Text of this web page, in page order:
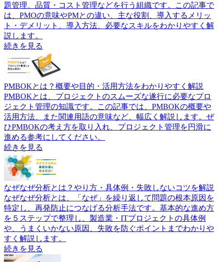
題管理、品質・コスト管理などを行う組織です。この記事で
は、PMOの意味やPMとの違い、主な役割、導入するメリッ
ト・デメリット、導入方法、必要なスキルをわかりやすく解
説します。
続きを見る
PMBOKとは？概要や目的・活用方法をわかりやすく解説
PMBOKとは、プロジェクトのスムーズな遂行に必要なプロ
ジェクト管理の知識です。この記事では、PMBOKの概要や
活用方法、また関連用語の意味など、幅広く解説します。ぜ
ひPMBOKの考え方を取り入れ、プロジェクト管理を円滑に
進める参考にしてください。
続きを見る
なぜなぜ分析とは？やり方・具体例・失敗しないコツを解説
なぜなぜ分析とは、「なぜ」を繰り返して問題の根本原因を
特定し、再発防止につなげる分析手法です。基本的な進め方
を５ステップで整理し、製造業・ITプロジェクトの具体例
や、うまくいかない原因、失敗を防ぐポイントまでわかりや
すく解説します。
続きを見る